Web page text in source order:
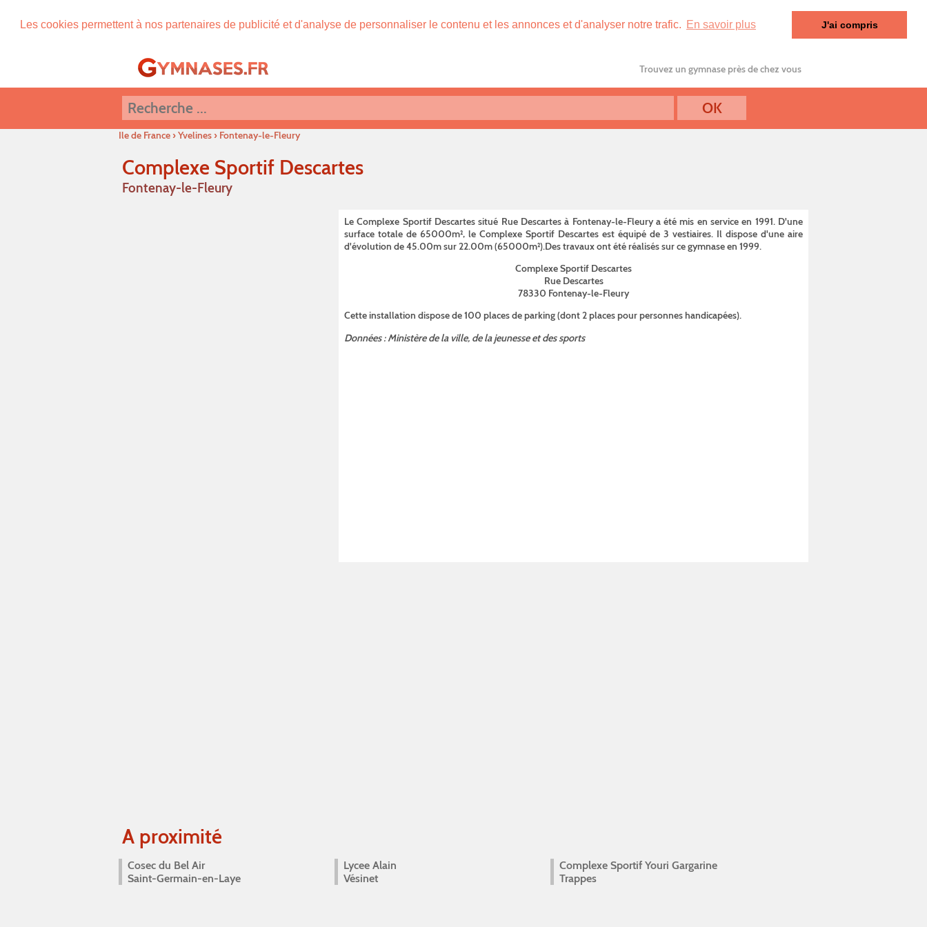
Les cookies permettent à nos partenaires de publicité et d'analyse de personnaliser le contenu et les annonces et d'analyser notre trafic. En savoir plus J'ai compris
Trouvez un gymnase près de chez vous
Ile de France›Yvelines› Fontenay-le-Fleury
Complexe Sportif Descartes
Fontenay-le-Fleury
Le Complexe Sportif Descartes situé Rue Descartes à Fontenay-le-Fleury a été mis en service en 1991. D'une
surface totale de 65000m², le Complexe Sportif Descartes est équipé de 3 vestiaires. Il dispose d'une aire
d'évolution de 45.00m sur 22.00m (65000m²).Des travaux ont été réalisés sur ce gymnase en 1999.
Complexe Sportif Descartes
Rue Descartes
78330 Fontenay-le-Fleury
Cette installation dispose de 100 places de parking (dont 2 places pour personnes handicapées).
Données : Ministère de la ville, de la jeunesse et des sports
A proximité
Cosec du Bel Air
Saint-Germain-en-Laye
Lycee Alain
Vésinet
Complexe Sportif Youri Gargarine
Trappes